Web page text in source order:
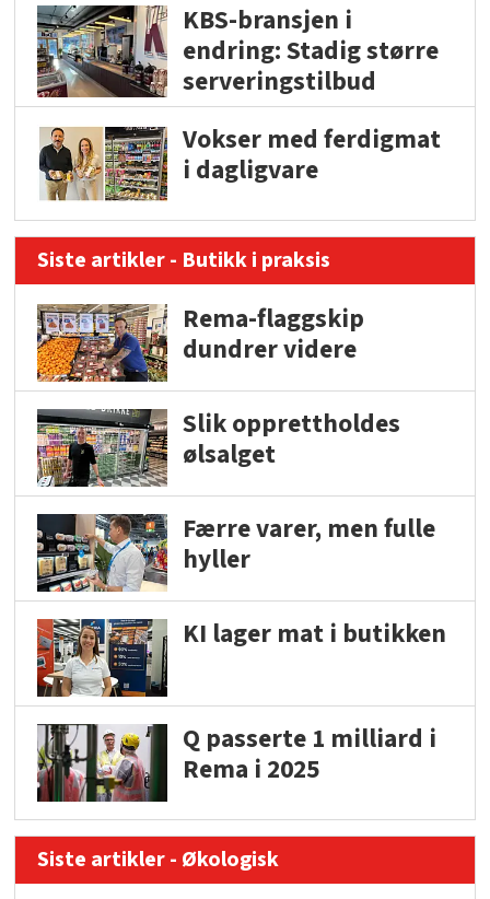
KBS-bransjen i
endring: Stadig større
serveringstilbud
Vokser med ferdigmat
i dagligvare
Siste artikler - Butikk i praksis
Rema-flaggskip
dundrer videre
Slik opprettholdes
ølsalget
Færre varer, men fulle
hyller
KI lager mat i butikken
Q passerte 1 milliard i
Rema i 2025
Siste artikler - Økologisk